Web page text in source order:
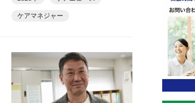
ケアマネジャー